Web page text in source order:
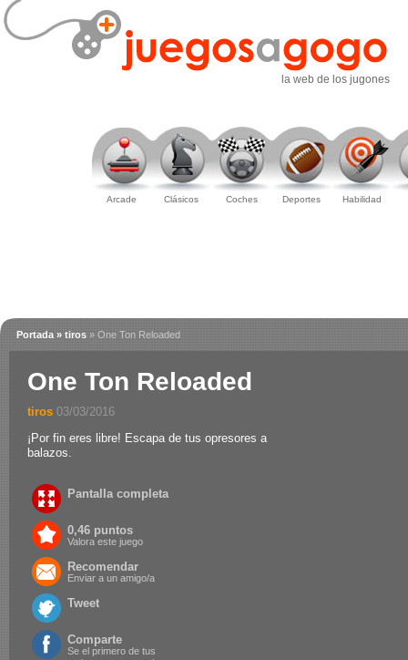
la web de los jugones
Arcade Clásicos Coches Deportes Habilidad
Portada » tiros » One Ton Reloaded
One Ton Reloaded
tiros 03/03/2016
¡Por fin eres libre! Escapa de tus opresores a
balazos.
Pantalla completa
0,46 puntos
Valora este juego
Recomendar
Enviar a un amigo/a
Tweet
Comparte
Se el primero de tus